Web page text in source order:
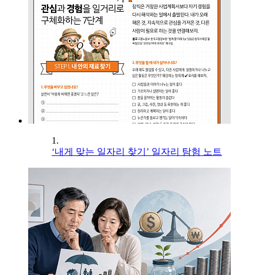
1.
‘내게 맞는 일자리 찾기’ 일자리 탐험 노트